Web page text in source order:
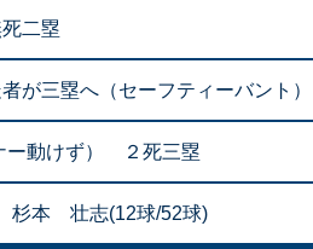
二塁
が三塁へ（セーフティーバント
ー動けず） ２死三塁
杉本 壮志(12球/52球)